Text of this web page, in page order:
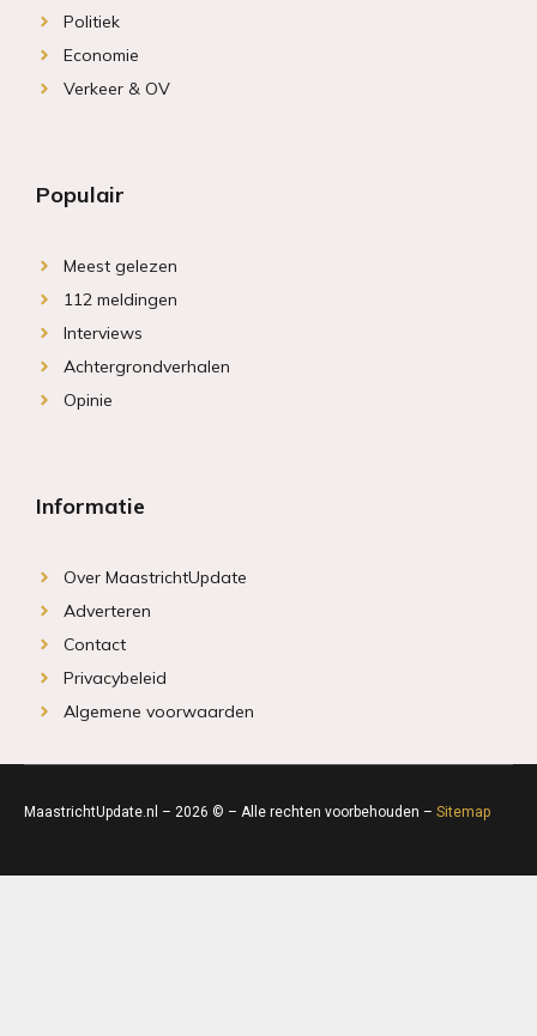
Politiek
Economie
Verkeer & OV
Populair
Meest gelezen
112 meldingen
Interviews
Achtergrondverhalen
Opinie
Informatie
Over MaastrichtUpdate
Adverteren
Contact
Privacybeleid
Algemene voorwaarden
MaastrichtUpdate.nl – 2026 © – Alle rechten voorbehouden – Sitemap